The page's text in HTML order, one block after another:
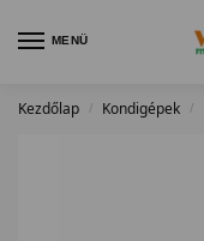
MENÜ
Kezdőlap / Kondigépek /